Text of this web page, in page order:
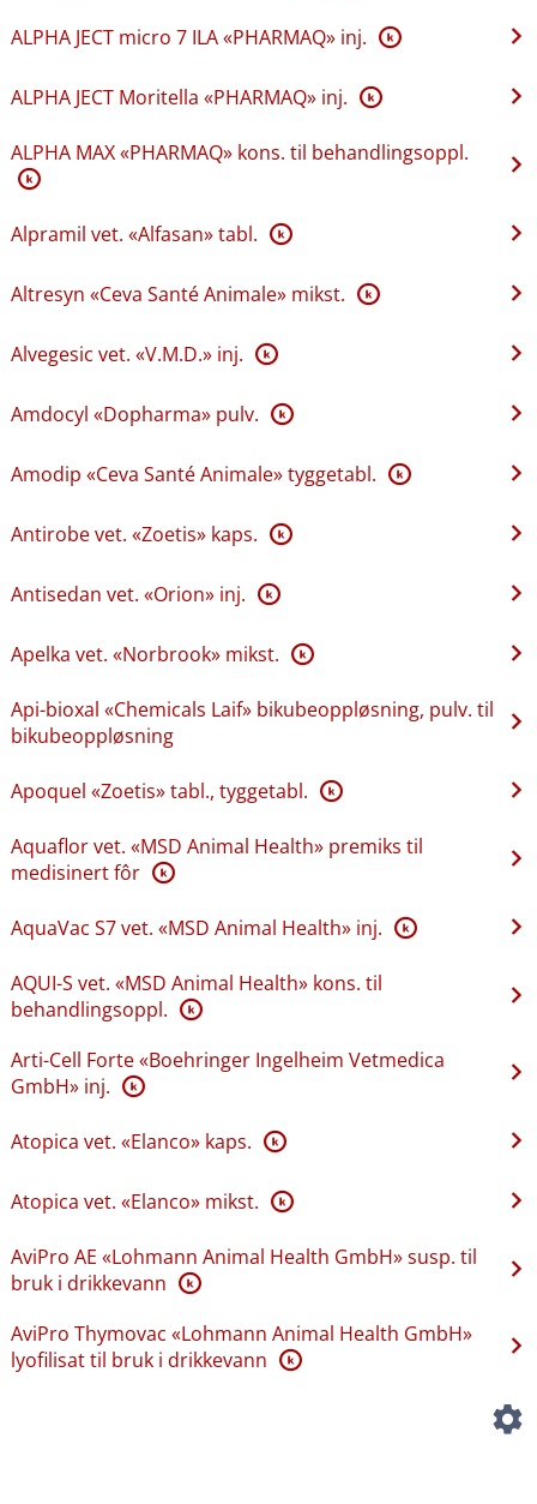
ALPHA JECT micro 7 ILA «PHARMAQ» inj. K
ALPHA JECT Moritella «PHARMAQ» inj. K
ALPHA MAX «PHARMAQ» kons. til behandlingsoppl.
K
Alpramil vet. «Alfasan» tabl. K
Altresyn «Ceva Santé Animale» mikst. K
Alvegesic vet. «V.M.D.» inj. K
Amdocyl «Dopharma» pulv. K
Amodip «Ceva Santé Animale» tyggetabl. K
Antirobe vet. «Zoetis» kaps. K
Antisedan vet. «Orion» inj. K
Apelka vet. «Norbrook» mikst. K
Api-bioxal «Chemicals Laif» bikubeoppløsning, pulv. til
bikubeoppløsning
Apoquel «Zoetis» tabl., tyggetabl. K
Aquaflor vet. «MSD Animal Health» premiks til
medisinert fôr K
AquaVac S7 vet. «MSD Animal Health» inj. K
AQUI-S vet. «MSD Animal Health» kons. til
behandlingsoppl. K
Arti-Cell Forte «Boehringer Ingelheim Vetmedica
GmbH» inj. K
Atopica vet. «Elanco» kaps. K
Atopica vet. «Elanco» mikst. K
AviPro AE «Lohmann Animal Health GmbH» susp. til
bruk i drikkevann K
AviPro Thymovac «Lohmann Animal Health GmbH»
lyofilisat til bruk i drikkevann K